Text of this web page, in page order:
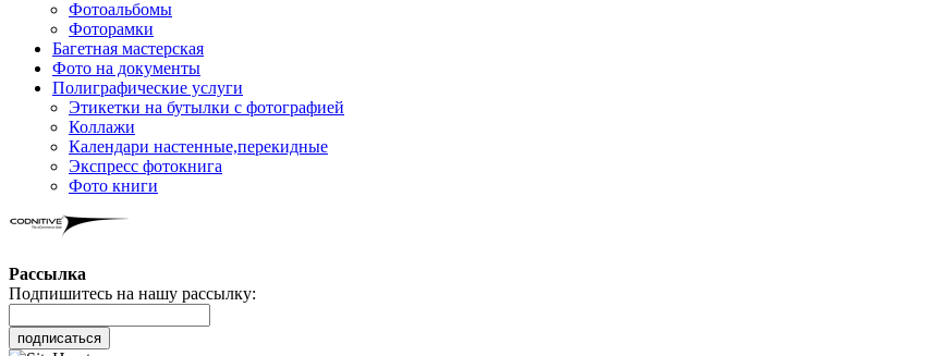
Фотоальбомы
Фоторамки
Багетная мастерская
Фото на документы
Полиграфические услуги
Этикетки на бутылки c фотографией
Коллажи
Календари настенные,перекидные
Экспресс фотокнига
Фото книги
Рассылка
Подпишитесь на нашу рассылку:
подписаться